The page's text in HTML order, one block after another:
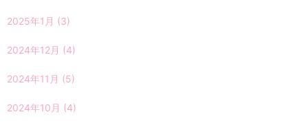
2025年1月 (3)
2024年12月 (4)
2024年11月 (5)
2024年10月 (4)